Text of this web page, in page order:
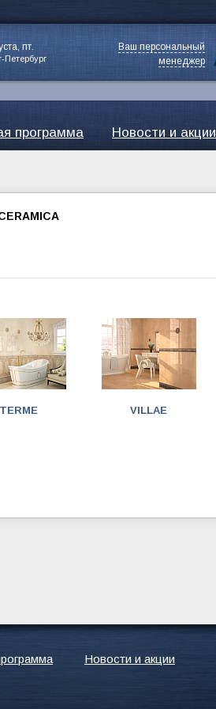
пт.
Петербург
Ваш персональный
менеджер
программа Новости и акции
TERME VILLAE
Новости и акции